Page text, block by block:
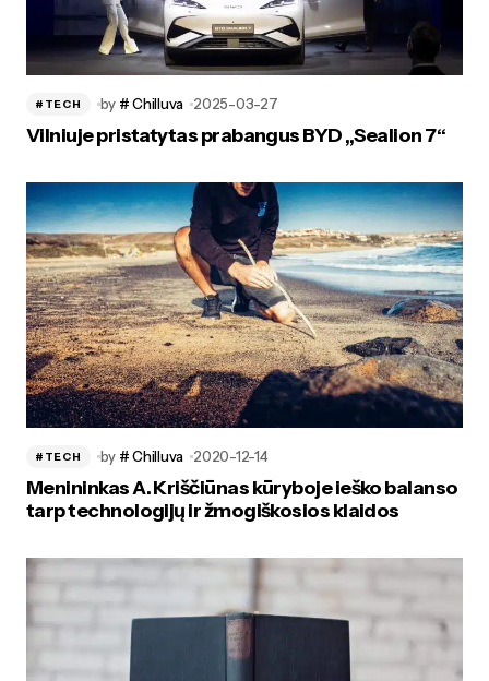
#TECH by # Chilluva 2025-03-27
Vilniuje pristatytas prabangus BYD „Sealion 7“
#TECH by # Chilluva 2020-12-14
Menininkas A. Kriščiūnas kūryboje ieško balanso
tarp technologijų ir žmogiškosios klaidos